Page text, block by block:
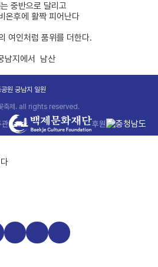
중반으로 달리고
온후에 활짝 피어난다
여인처럼 품위를 더한다.
남지에서 남산
원 궁남지 일원
축제. all rights reserved.
관 후원